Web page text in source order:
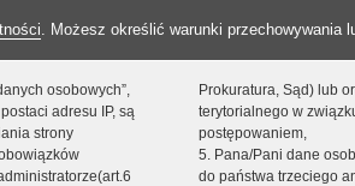
. Możesz określić warunki przechowywania
osobowych”,
adresu IP, są
strony
Prokuratura, Sąd) lub
terytorialnego w
postępowaniem,
5. Pana/Pani dane
do państwa trzeciego